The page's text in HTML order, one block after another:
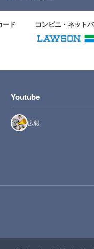
ード コンビニ・ネット
Youtube
広報